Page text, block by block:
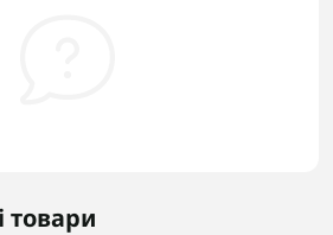
товари